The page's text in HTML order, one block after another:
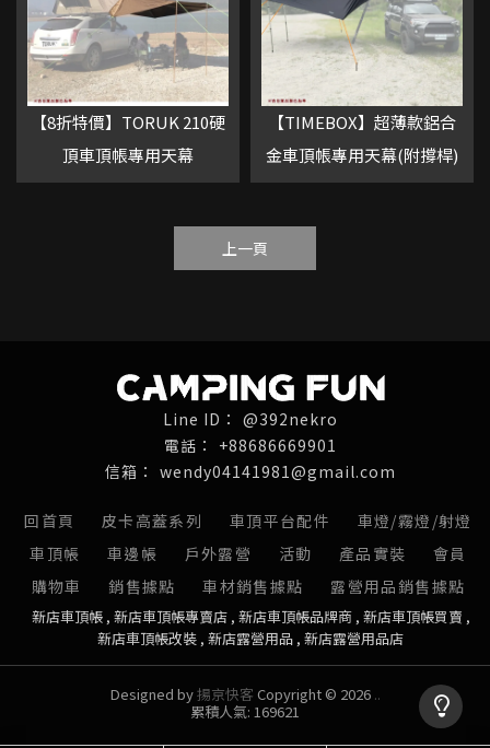
【8折特價】TORUK 210硬
頂車頂帳專用天幕
【TIMEBOX】超薄款鋁合
金車頂帳專用天幕(附撐桿)
上一頁
@392nekro
+88686669901
wendy04141981@gmail.com
回首頁 皮卡高蓋系列 車頂平台配件
車燈/霧燈/射燈
車頂帳
車邊帳 戶外露營 活動 產品實裝
會員
購物車
銷售據點 車材銷售據點 露營用品銷售據點
新店車頂帳 新店車頂帳專賣店 新店車頂帳品牌商 新店車頂帳買賣
新店車頂帳改裝 新店露營用品 新店露營用品店
Designed by揚京快客 Copyright © 2026 ..
累積人氣: 169621